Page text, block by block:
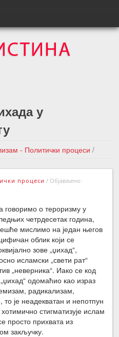
у
- Политички процеси /
свету
вест
Следећа вест →
процеси / Објављено:
говоримо о тероризму у
четрдесетак година,
мислимо на један његов
облик који се
зове „џихад“,
исламски „свети рат“
„неверника“. Иако се код
одомаћио као израз
радикализам,
је неадекватан и непотпун
стигматизује ислам
просто прихвата из
закључку.